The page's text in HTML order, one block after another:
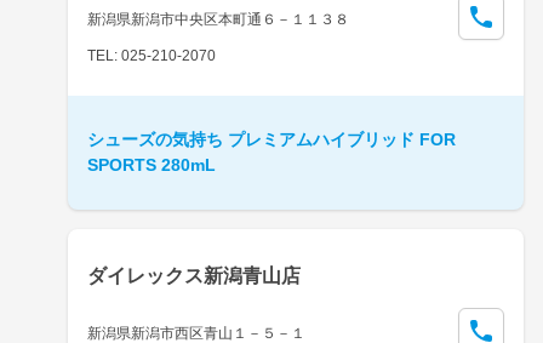
新潟県新潟市中央区本町通６－１１３８
TEL: 025-210-2070
シューズの気持ち プレミアムハイブリッド FOR
SPORTS 280mL
ダイレックス新潟青山店
新潟県新潟市西区青山１－５－１